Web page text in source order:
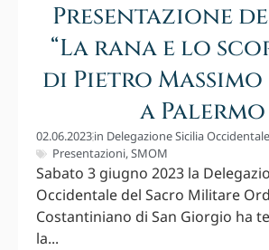
Presentazione
“La rana e lo
di Pietro
a Palermo
02.06.2023in Delegazione Sicilia Occidentale
Presentazioni,SMOM
Sabato 3 giugno 2023 la
Occidentale del Sacro Militare
Costantiniano di San Giorgio ha
la...